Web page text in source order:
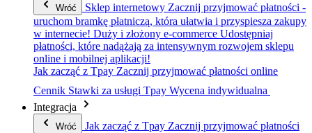
Wróć Sklep internetowy Zacznij przyjmować płatności -
uruchom bramkę płatniczą, która ułatwia i przyspiesza zakupy
w internecie! Duży i złożony e-commerce Udostępniaj
płatności, które nadążają za intensywnym rozwojem sklepu
online i mobilnej aplikacji!
Jak zacząć z Tpay Zacznij przyjmować płatności online
Cennik Stawki za usługi Tpay Wycena indywidualna
Integracja
Wróć Jak zacząć z Tpay Zacznij przyjmować płatności